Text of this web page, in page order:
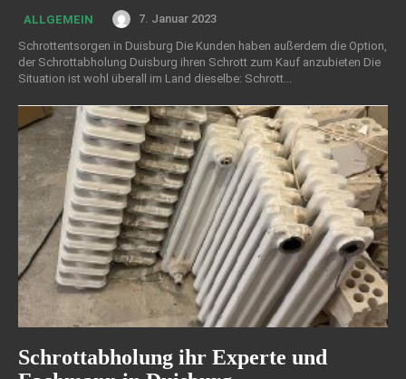
ALLGEMEIN
7. Januar 2023
Schrottentsorgen in Duisburg Die Kunden haben außerdem die Option,
der Schrottabholung Duisburg ihren Schrott zum Kauf anzubieten Die
Situation ist wohl überall im Land dieselbe: Schrott...
Schrottabholung ihr Experte und